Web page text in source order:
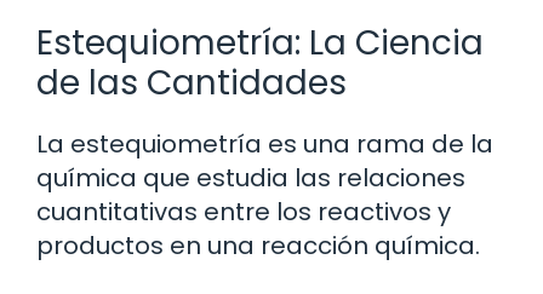
Estequiometría: La Ciencia
de las Cantidades
La estequiometría es una rama de la
química que estudia las relaciones
cuantitativas entre los reactivos y
productos en una reacción química.